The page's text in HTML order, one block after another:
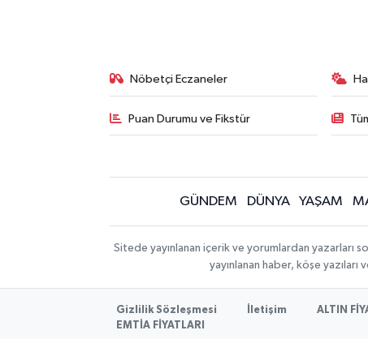
Nöbetçi Eczaneler
Puan Durumu ve Fikstür
GÜNDEM DÜNYA YAŞAM
Sitede yayınlanan içerik ve yorumlardan yazarları
yayınlanan haber, köşe
Gizlilik Sözleşmesi İletişim ALTIN
EMTİA FİYATLARI